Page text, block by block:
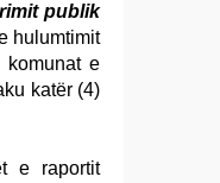
publik
hulumtimit
e
katër (4)
e raportit